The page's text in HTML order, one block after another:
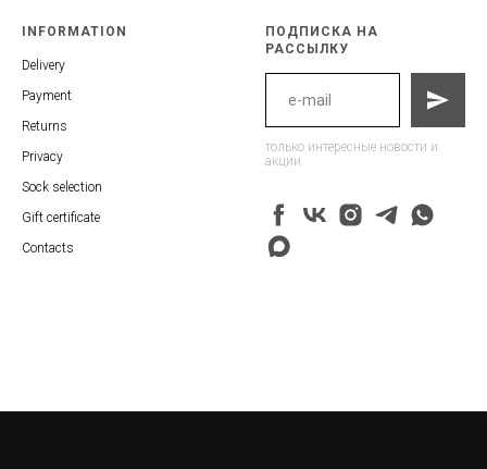
INFORMATION
Delivery
Payment
Returns
Privacy
Sock selection
Gift certificate
Contacts
ПОДПИСКА НА
РАССЫЛКУ
только интересные новости и
акции